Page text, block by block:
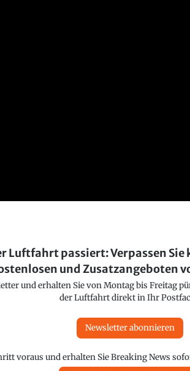
Luftfahrt passiert: Verpassen
und Zusatzangeboten
und erhalten Sie von Montag bis Freitag
der Luftfahrt direkt in Ihr
Newsletter abonnieren
voraus und erhalten Sie Breaking News